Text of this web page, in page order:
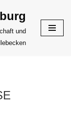
und